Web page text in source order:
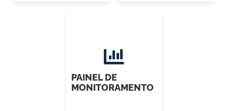
PAINEL DE
MONITORAMENTO